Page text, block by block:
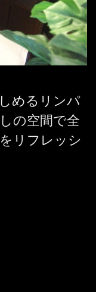
めるリンパ
の空間で全
リフレッシ